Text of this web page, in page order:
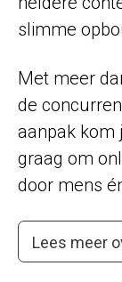
slimme
Met meer
de
aanpak kom
graag om
door mens
Lees meer